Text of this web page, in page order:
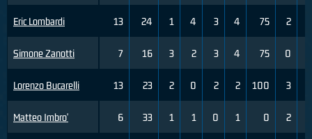
Eric Lombardi
Simone Zanotti
Lorenzo Bucarelli
Matteo Imbro'
13 24 1 4 3 4 75 2
7 16 3 2 3 4 75 0
13 23 2 0 2 2 100 3
6 33 1 1 0 1 0 2